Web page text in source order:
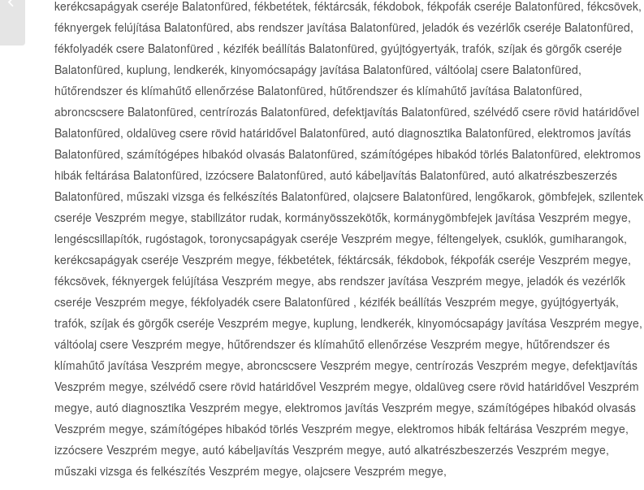
kerékcsapágyak cseréje Balatonfüred, fékbetétek, féktárcsák, fékdobok, fékpofák cseréje Balatonfüred, fékcsövek,
féknyergek felújítása Balatonfüred, abs rendszer javítása Balatonfüred, jeladók és vezérlők cseréje Balatonfüred,
fékfolyadék csere Balatonfüred , kézifék beállítás Balatonfüred, gyújtógyertyák, trafók, szíjak és görgők cseréje
Balatonfüred, kuplung, lendkerék, kinyomócsapágy javítása Balatonfüred, váltóolaj csere Balatonfüred,
hűtőrendszer és klímahűtő ellenőrzése Balatonfüred, hűtőrendszer és klímahűtő javítása Balatonfüred,
abroncscsere Balatonfüred, centrírozás Balatonfüred, defektjavítás Balatonfüred, szélvédő csere rövid határidővel
Balatonfüred, oldalüveg csere rövid határidővel Balatonfüred, autó diagnosztika Balatonfüred, elektromos javítás
Balatonfüred, számítógépes hibakód olvasás Balatonfüred, számítógépes hibakód törlés Balatonfüred, elektromos
hibák feltárása Balatonfüred, izzócsere Balatonfüred, autó kábeljavítás Balatonfüred, autó alkatrészbeszerzés
Balatonfüred, műszaki vizsga és felkészítés Balatonfüred, olajcsere Balatonfüred, lengőkarok, gömbfejek, szilentek
cseréje Veszprém megye, stabilizátor rudak, kormányösszekötők, kormánygömbfejek javítása Veszprém megye,
lengéscsillapítók, rugóstagok, toronycsapágyak cseréje Veszprém megye, féltengelyek, csuklók, gumiharangok,
kerékcsapágyak cseréje Veszprém megye, fékbetétek, féktárcsák, fékdobok, fékpofák cseréje Veszprém megye,
fékcsövek, féknyergek felújítása Veszprém megye, abs rendszer javítása Veszprém megye, jeladók és vezérlők
cseréje Veszprém megye, fékfolyadék csere Balatonfüred , kézifék beállítás Veszprém megye, gyújtógyertyák,
trafók, szíjak és görgők cseréje Veszprém megye, kuplung, lendkerék, kinyomócsapágy javítása Veszprém megye,
váltóolaj csere Veszprém megye, hűtőrendszer és klímahűtő ellenőrzése Veszprém megye, hűtőrendszer és
klímahűtő javítása Veszprém megye, abroncscsere Veszprém megye, centrírozás Veszprém megye, defektjavítás
Veszprém megye, szélvédő csere rövid határidővel Veszprém megye, oldalüveg csere rövid határidővel Veszprém
megye, autó diagnosztika Veszprém megye, elektromos javítás Veszprém megye, számítógépes hibakód olvasás
Veszprém megye, számítógépes hibakód törlés Veszprém megye, elektromos hibák feltárása Veszprém megye,
izzócsere Veszprém megye, autó kábeljavítás Veszprém megye, autó alkatrészbeszerzés Veszprém megye,
műszaki vizsga és felkészítés Veszprém megye, olajcsere Veszprém megye,
készítése festett
üvegből, üvegkorlát...